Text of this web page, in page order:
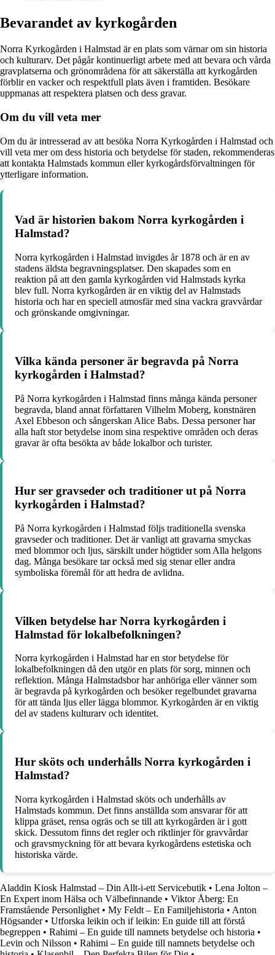
Bevarandet av kyrkogården
Norra Kyrkogården i Halmstad är en plats som värnar om sin historia
och kulturarv. Det pågår kontinuerligt arbete med att bevara och vårda
gravplatserna och grönområdena för att säkerställa att kyrkogården
förblir en vacker och respektfull plats även i framtiden. Besökare
uppmanas att respektera platsen och dess gravar.
Om du vill veta mer
Om du är intresserad av att besöka Norra Kyrkogården i Halmstad och
vill veta mer om dess historia och betydelse för staden, rekommenderas
att kontakta Halmstads kommun eller kyrkogårdsförvaltningen för
ytterligare information.
Vad är historien bakom Norra kyrkogården i
Halmstad?
Norra kyrkogården i Halmstad invigdes år 1878 och är en av
stadens äldsta begravningsplatser. Den skapades som en
reaktion på att den gamla kyrkogården vid Halmstads kyrka
blev full. Norra kyrkogården är en viktig del av Halmstads
historia och har en speciell atmosfär med sina vackra gravvårdar
och grönskande omgivningar.
Vilka kända personer är begravda på Norra
kyrkogården i Halmstad?
På Norra kyrkogården i Halmstad finns många kända personer
begravda, bland annat författaren Vilhelm Moberg, konstnären
Axel Ebbeson och sångerskan Alice Babs. Dessa personer har
alla haft stor betydelse inom sina respektive områden och deras
gravar är ofta besökta av både lokalbor och turister.
Hur ser gravseder och traditioner ut på Norra
kyrkogården i Halmstad?
På Norra kyrkogården i Halmstad följs traditionella svenska
gravseder och traditioner. Det är vanligt att gravarna smyckas
med blommor och ljus, särskilt under högtider som Alla helgons
dag. Många besökare tar också med sig stenar eller andra
symboliska föremål för att hedra de avlidna.
Vilken betydelse har Norra kyrkogården i
Halmstad för lokalbefolkningen?
Norra kyrkogården i Halmstad har en stor betydelse för
lokalbefolkningen då den utgör en plats för sorg, minnen och
reflektion. Många Halmstadsbor har anhöriga eller vänner som
är begravda på kyrkogården och besöker regelbundet gravarna
för att tända ljus eller lägga blommor. Kyrkogården är en viktig
del av stadens kulturarv och identitet.
Hur sköts och underhålls Norra kyrkogården i
Halmstad?
Norra kyrkogården i Halmstad sköts och underhålls av
Halmstads kommun. Det finns anställda som ansvarar för att
klippa gräset, rensa ogräs och se till att kyrkogården är i gott
skick. Dessutom finns det regler och riktlinjer för gravvårdar
och gravsmyckning för att bevara kyrkogårdens estetiska och
historiska värde.
Aladdin Kiosk Halmstad – Din Allt-i-ett Servicebutik • Lena Jolton –
En Expert inom Hälsa och Välbefinnande • Viktor Åberg: En
Framstående Personlighet • My Feldt – En Familjehistoria • Anton
Högsander• Utforska leikin och if leikin: En guide till att förstå
begreppen • Rahimi – En guide till namnets betydelse och historia •
Levin och Nilsson • Rahimi – En guide till namnets betydelse och